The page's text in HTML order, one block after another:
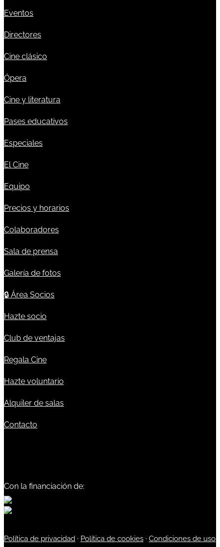
Eventos
Directores
Cine clásico
Ópera
Cine y literatura
Pases educativos
Especiales
El Cine
Equipo
Precios y horarios
Colaboradores
Sala de prensa
Galería de fotos
🔒 Área Socios
Hazte socio
Club de ventajas
Regala Cine
Hazte voluntario
Alquiler de salas
Contacto
Con la financiación de:
Política de privacidad · Política de cookies · Condiciones de uso